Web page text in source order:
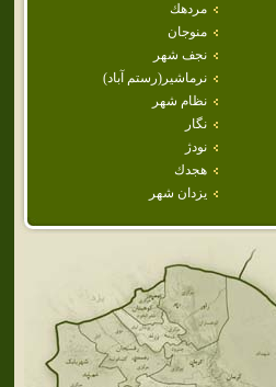
مردهك
منوجان
نجف شهر
نرماشير(رستم آباد)
نظام شهر
نگار
نودژ
هجدك
يزدان شهر